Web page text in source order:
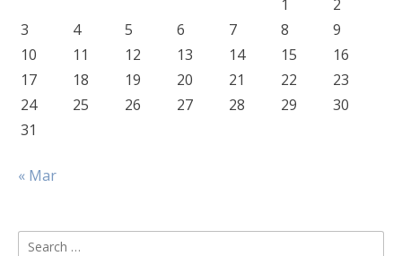
1
2
3
4 5 6 7 8
9
10
11 12 13 14 15
16
17
18 19 20 21 22
23
24
25 26 27 28 29
30
31
« Mar
Search